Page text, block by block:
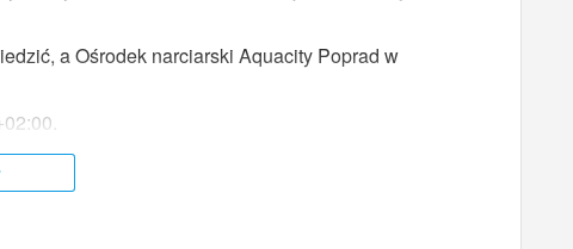
a Ośrodek narciarski Aquacity Poprad w